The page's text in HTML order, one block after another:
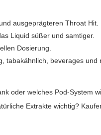
ausgeprägteren Throat Hit.
Liquid süßer und samtiger.
Dosierung.
tabakähnlich, beverages und
oder welches Pod-System
Extrakte wichtig?